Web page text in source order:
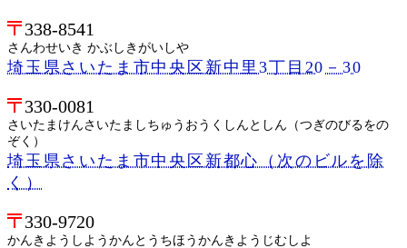
338-8541
さんわせいき かぶしきがいしや
埼玉県さいたま市中央区新中里3丁目20－30
330-0081
さいたまけんさいたましちゅうおうくしんとしん（つぎのびるをの
ぞく）
埼玉県さいたま市中央区新都心（次のビルを除
く）
330-9720
かんきようしようかんとうちほうかんきようじむしよ